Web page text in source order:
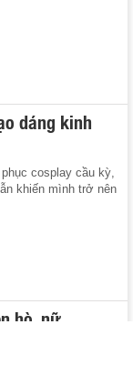
dáng kinh
cosplay cầu kỳ,
khiến mình trở nên
hò, nữ